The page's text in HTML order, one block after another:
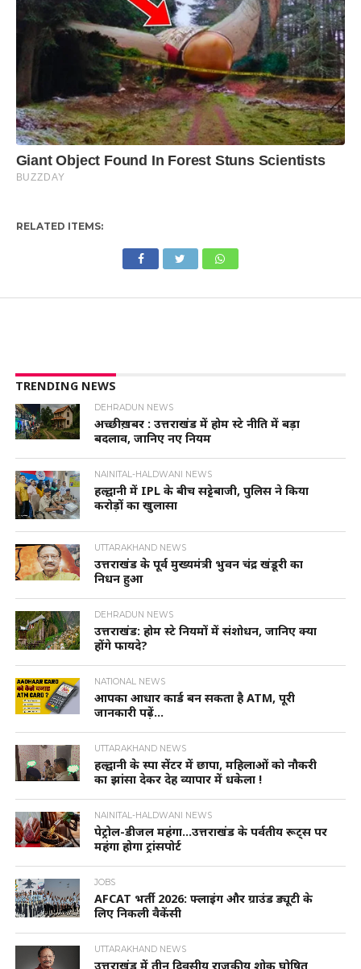
RELATED ITEMS:
TRENDING NEWS
DEHRADUN NEWS
अच्छी ख़बर : उत्तराखंड में होम स्टे नीति में बड़ा
बदलाव, जानिए नए नियम
NAINITAL-HALDWANI NEWS
हल्द्वानी में IPL के बीच सट्टेबाजी, पुलिस ने किया
करोड़ों का खुलासा
UTTARAKHAND NEWS
उत्तराखंड के पूर्व मुख्यमंत्री भुवन चंद्र खंडूरी का
निधन हुआ
DEHRADUN NEWS
उत्तराखंड: होम स्टे नियमों में संशोधन, जानिए क्या
होंगे फायदे?
NATIONAL NEWS
आपका आधार कार्ड बन सकता है ATM, पूरी
जानकारी पढ़ें…
UTTARAKHAND NEWS
हल्द्वानी के स्पा सेंटर में छापा, महिलाओं को नौकरी
का झांसा देकर देह व्यापार में धकेला !
NAINITAL-HALDWANI NEWS
पेट्रोल-डीजल महंगा…उत्तराखंड के पर्वतीय रूट्स पर
महंगा होगा ट्रांसपोर्ट
JOBS
AFCAT भर्ती 2026: फ्लाइंग और ग्राउंड ड्यूटी के
लिए निकली वैकेंसी
UTTARAKHAND NEWS
उत्तराखंड में तीन दिवसीय राजकीय शोक घोषित